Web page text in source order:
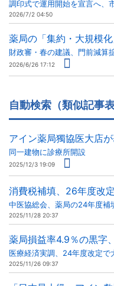
調印式で運用開始を宣言へ、
2026/7/2 04:50
薬局の「集約・大規模
財政審・春の建議、門前減算
2026/6/26 17:12
自動検索（類似記事表
アイン薬局獨協医大店
同一建物に診療所開設
2025/12/3 19:09
消費税補填、26年度改
中医協総会、薬局の24年度補
2025/11/28 20:37
薬局損益率4.9％の黒字
医療経済実調、24年度改定で
2025/11/26 09:37